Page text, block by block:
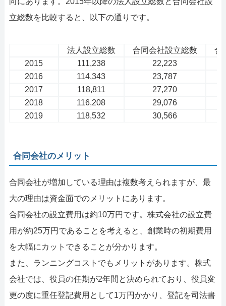
立総数を比較すると、以下の通りです。
法人設立総数 合同会社設立総数
合
2015
111,238
22,223
2016
114,343
23,787
2017
118,811
27,270
2018
116,208
29,076
2019
118,532 30,566
合同会社のメリット
合同会社が増加している理由は複数考えられますが、最
大の理由は資金面でのメリットにあります。
合同会社の設立費用は約10万円です。株式会社の設立費
用が約25万円であることを考えると、創業時の初期費用
を大幅にカットできることが分かります。
また、ランニングコストでもメリットがあります。株式
会社では、役員の任期が2年間と決められており、役員変
更の度に重任登記費用として1万円かかり、登記を司法書